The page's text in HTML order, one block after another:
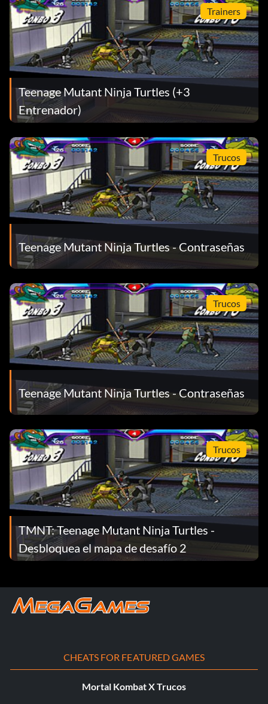
Trainers
Teenage Mutant Ninja Turtles (+3
Entrenador)
Trucos
Teenage Mutant Ninja Turtles - Contraseñas
Trucos
Teenage Mutant Ninja Turtles - Contraseñas
Trucos
TMNT: Teenage Mutant Ninja Turtles -
Desbloquea el mapa de desafío 2
CHEATS FOR FEATURED GAMES
Mortal Kombat X Trucos